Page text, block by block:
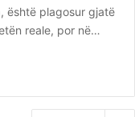
është plagosur gjatë
reale, por në…